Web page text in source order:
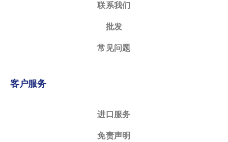
联系我们
批发
常见问题
客户服务
进口服务
免责声明